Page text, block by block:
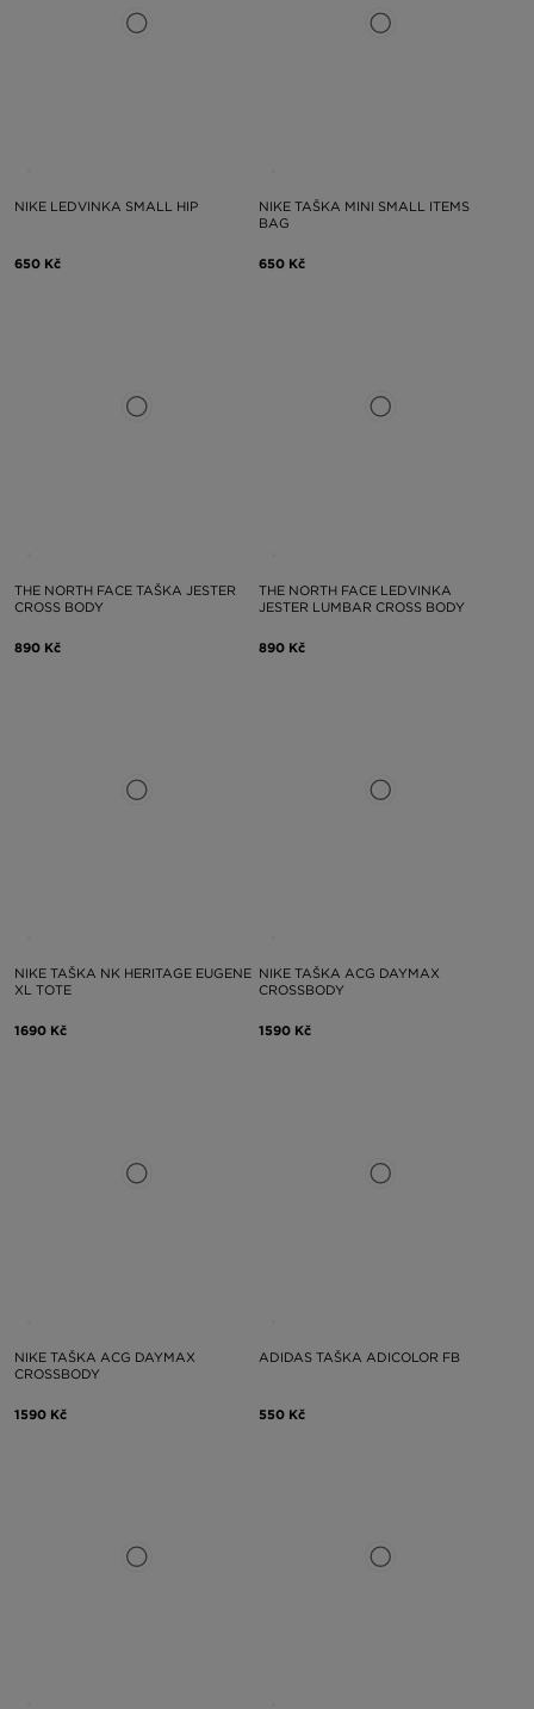
NIKE LEDVINKA SMALL HIP
650 Kč
NIKE TAŠKA MINI SMALL ITEMS
BAG
650 Kč
THE NORTH FACE TAŠKA JESTER
CROSS BODY
890 Kč
THE NORTH FACE LEDVINKA
JESTER LUMBAR CROSS BODY
890 Kč
NIKE TAŠKA NK HERITAGE EUGENE
XL TOTE
1690 Kč
NIKE TAŠKA ACG DAYMAX
CROSSBODY
1590 Kč
NIKE TAŠKA ACG DAYMAX
CROSSBODY
1590 Kč
ADIDAS TAŠKA ADICOLOR FB
550 Kč